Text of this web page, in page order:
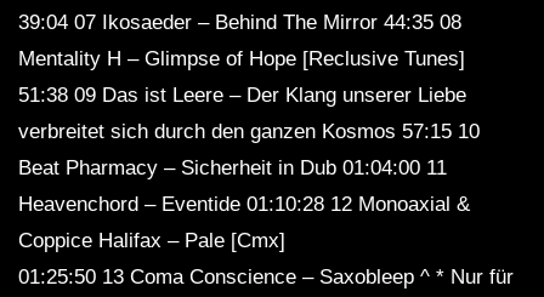
39:04 07 Ikosaeder – Behind The Mirror 44:35 08
Mentality H – Glimpse of Hope [Reclusive Tunes]
51:38 09 Das ist Leere – Der Klang unserer Liebe
verbreitet sich durch den ganzen Kosmos 57:15 10
Beat Pharmacy – Sicherheit in Dub 01:04:00 11
Heavenchord – Eventide 01:10:28 12 Monoaxial &
Coppice Halifax – Pale [Cmx]
01:25:50 13 Coma Conscience – Saxobleep ^ * Nur für